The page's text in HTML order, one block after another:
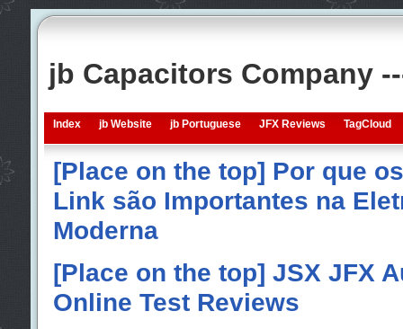
jb Capacitors Company
Index jb Website jb Portuguese JFX Reviews TagCloud
[Place on the top] Por que
Link são Importantes na
Moderna
[Place on the top] JSX JFX
Online Test Reviews